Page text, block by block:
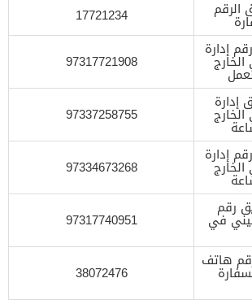
الرقم
17721234
إدارة
97317721908
إدارة
97337258755
إدارة
97334673268
رقم
في
97317740951
هاتف
38072476